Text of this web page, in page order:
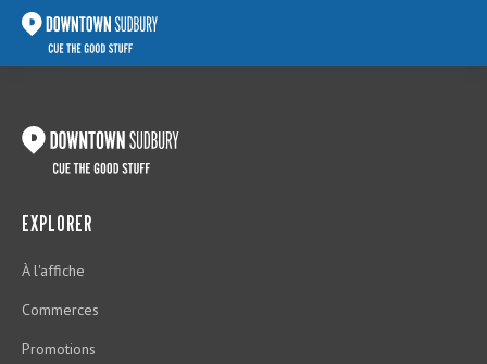
EXPLORER
À l'affiche
Commerces
Promotions